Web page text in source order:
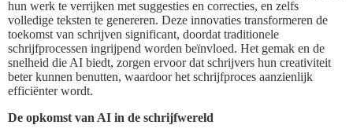
hun werk te verrijken met suggesties en correcties, en zelfs
volledige teksten te genereren. Deze innovaties transformeren de
toekomst van schrijven significant, doordat traditionele
schrijfprocessen ingrijpend worden beïnvloed. Het gemak en de
snelheid die AI biedt, zorgen ervoor dat schrijvers hun creativiteit
beter kunnen benutten, waardoor het schrijfproces aanzienlijk
efficiënter wordt.
De opkomst van AI in de schrijfwereld